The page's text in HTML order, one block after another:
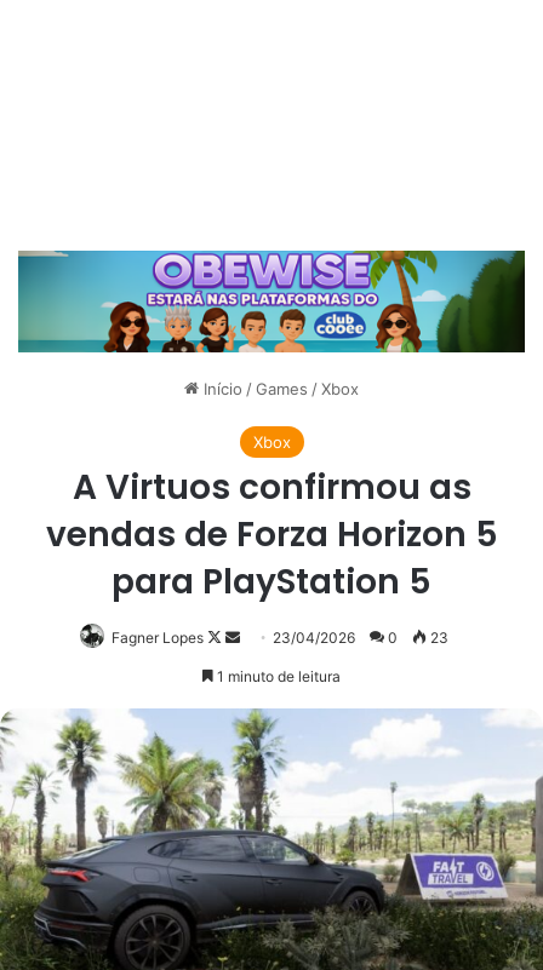
Início /Games /Xbox
Xbox
A Virtuos confirmou as
vendas de Forza Horizon 5
para PlayStation 5
Fagner Lopes
Follow
Mande
mail
23/04/2026 0 23
1 minuto de leitura